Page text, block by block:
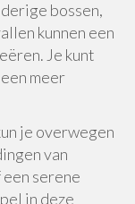
bossen,
kunnen een
Je kunt
meer
je overwegen
van
serene
in deze